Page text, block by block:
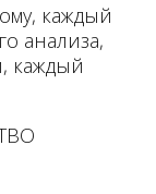
каждый
анализа,
каждый